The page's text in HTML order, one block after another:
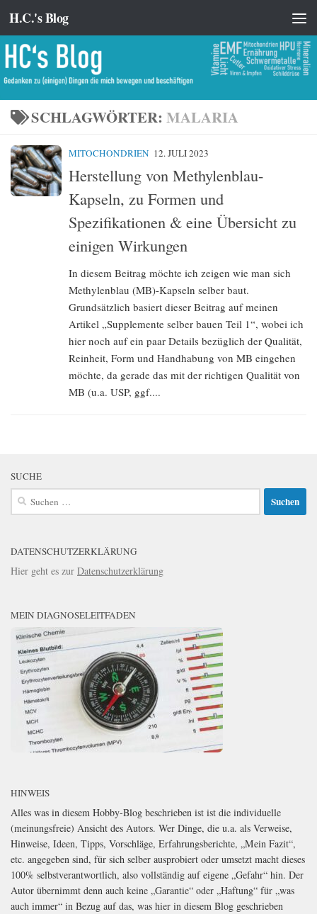
Zum Inhalt springen
H.C.'s Blog
SCHLAGWÖRTER: MALARIA
MITOCHONDRIEN 12. JULI 2023
Herstellung von Methylenblau-
Kapseln, zu Formen und
Spezifikationen & eine Übersicht zu
einigen Wirkungen
In diesem Beitrag möchte ich zeigen wie man sich
Methylenblau (MB)-Kapseln selber baut.
Grundsätzlich basiert dieser Beitrag auf meinen
Artikel „Supplemente selber bauen Teil 1“, wobei ich
hier noch auf ein paar Details bezüglich der Qualität,
Reinheit, Form und Handhabung von MB eingehen
möchte, da gerade das mit der richtigen Qualität von
MB (u.a. USP, ggf....
SUCHE
Suchen
nach:
DATENSCHUTZERKLÄRUNG
Hier geht es zur Datenschutzerklärung
MEIN DIAGNOSELEITFADEN
HINWEIS
Alles was in diesem Hobby-Blog beschrieben ist ist die individuelle
(meinungsfreie) Ansicht des Autors. Wer Dinge, die u.a. als Verweise,
Hinweise, Ideen, Tipps, Vorschläge, Erfahrungsberichte, „Mein Fazit“,
etc. angegeben sind, für sich selber ausprobiert oder umsetzt macht dieses
100% selbstverantwortlich, also vollständig auf eigene „Gefahr“ hin. Der
Autor übernimmt denn auch keine „Garantie“ oder „Haftung“ für „was
auch immer“ in Bezug auf das, was hier in diesem Blog geschrieben